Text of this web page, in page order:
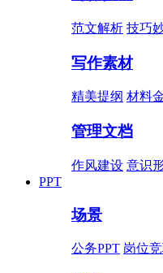
范文解析 技巧
写作素材
精美提纲 材料
管理文档
作风建设 意识
PPT
场景
公务PPT 岗位